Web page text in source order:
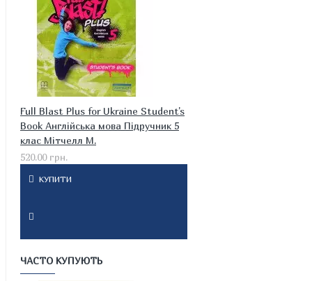
Full Blast Plus for Ukraine Student's
Book Англійська мова Підручник 5
клас Мітчелл М.
520.00 грн.
КУПИТИ
ЧАСТО КУПУЮТЬ